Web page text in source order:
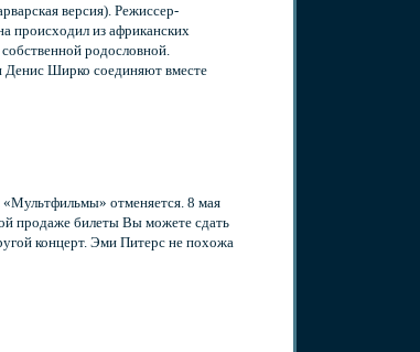
версия). Режиссер-
происходил из африканских
родословной.
Денис Ширко соединяют вместе
отменяется. 8 мая
продаже билеты Вы можете сдать
концерт. Эми Питерс не похожа